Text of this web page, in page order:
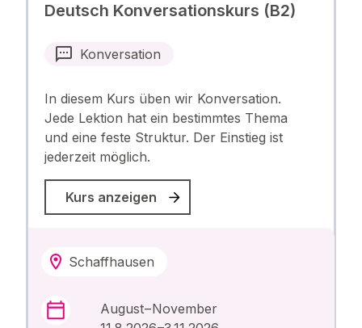
Deutsch Konversationskurs (B2)
Konversation
In diesem Kurs üben wir Konversation.
Jede Lektion hat ein bestimmtes Thema
und eine feste Struktur. Der Einstieg ist
jederzeit möglich.
Kurs anzeigen
Schaffhausen
August – November